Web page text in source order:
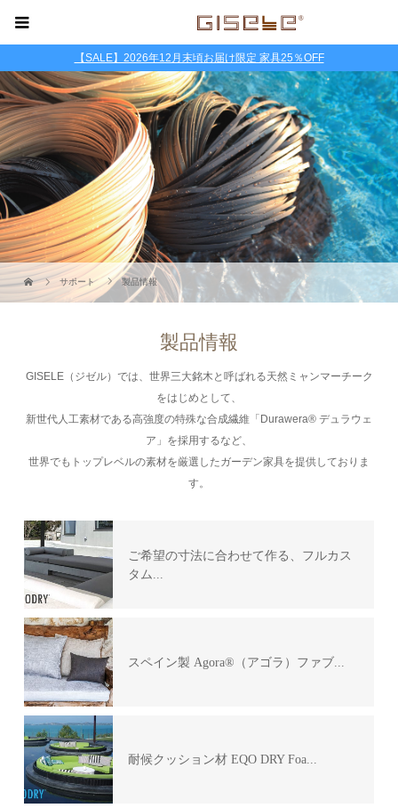
【SALE】2026年12月末頃お届け限定 家具25％OFF
サポート 製品情報
製品情報
GISELE（ジゼル）では、世界三大銘木と呼ばれる天然ミャンマーチーク
をはじめとして、
新世代人工素材である高強度の特殊な合成繊維「Durawera® デュラウェ
ア」を採用するなど、
世界でもトップレベルの素材を厳選したガーデン家具を提供しておりま
す。
ご希望の寸法に合わせて作る、フルカス
タム...
スペイン製 Agora®（アゴラ）ファブ...
耐候クッション材 EQO DRY Foa...